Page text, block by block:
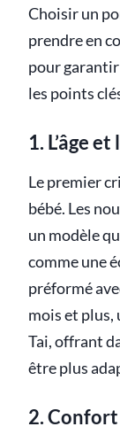
Choisir un
prendre en
pour
les points
1. L’âge
Le premier
bébé. Les
un modèle
comme une
préformé
mois et plus,
Tai, offrant
être plus
2.